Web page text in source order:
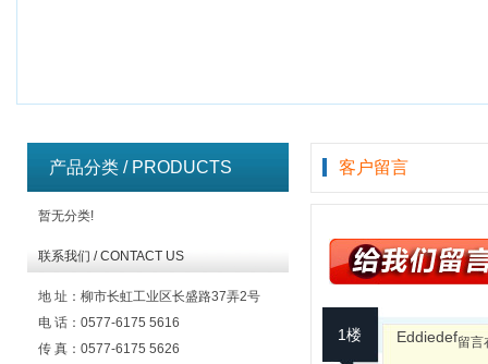
产品分类 / PRODUCTS
暂无分类!
联系我们 / CONTACT US
地 址：柳市长虹工业区长盛路37弄2号
电 话：0577-6175 5616
传 真：0577-6175 5626
客户留言
1楼 Eddiedef留言